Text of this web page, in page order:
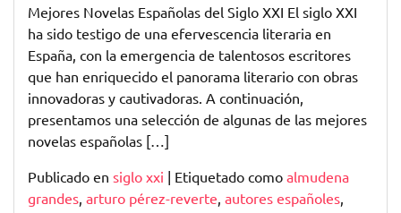
Mejores Novelas Españolas del Siglo XXI El siglo XXI
ha sido testigo de una efervescencia literaria en
España, con la emergencia de talentosos escritores
que han enriquecido el panorama literario con obras
innovadoras y cautivadoras. A continuación,
presentamos una selección de algunas de las mejores
novelas españolas […]
Publicado en siglo xxi | Etiquetado como almudena
grandes arturo pérez-reverte autores españoles